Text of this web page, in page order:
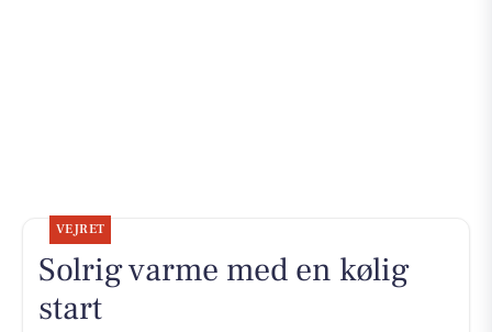
VEJRET
Solrig varme med en kølig
start